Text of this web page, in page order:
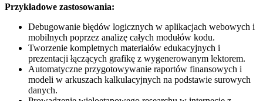
Przykładowe zastosowania:
Debugowanie błędów logicznych w aplikacjach webowych i
mobilnych poprzez analizę całych modułów kodu.
Tworzenie kompletnych materiałów edukacyjnych i
prezentacji łączących grafikę z wygenerowanym lektorem.
Automatyczne przygotowywanie raportów finansowych i
modeli w arkuszach kalkulacyjnych na podstawie surowych
danych.